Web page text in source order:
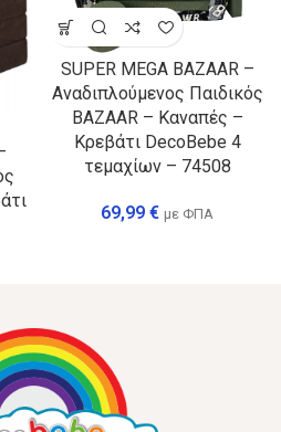
SUPER MEGA BAZAAR –
Αναδιπλούμενος Παιδικός
BAZAAR – Καναπές –
Κρεβάτι DecoBebe 4
τεμαχίων – 74508
69,99 € με ΦΠΑ